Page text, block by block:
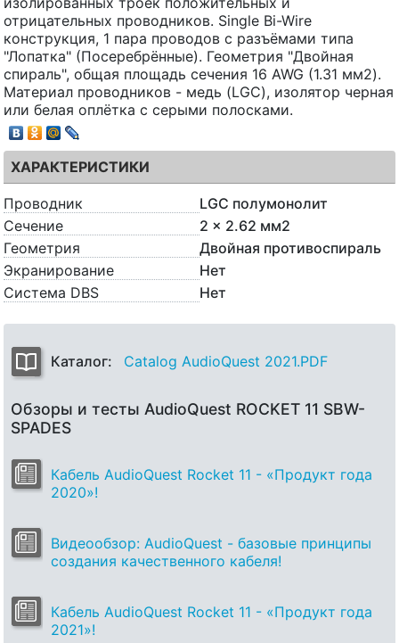
отрицательных проводников. Single Bi-Wire
конструкция, 1 пара проводов с разъёмами типа
"Лопатка" (Посеребрённые). Геометрия "Двойная
спираль", общая площадь сечения 16 AWG (1.31 мм2).
Материал проводников - медь (LGC), изолятор черная
или белая оплётка с серыми полосками.
ХАРАКТЕРИСТИКИ
Проводник
LGC полумонолит
Сечение
2 x 2.62 мм2
Геометрия
Двойная противоспираль
Экранирование
Нет
Система DBS
Нет
Каталог: Catalog AudioQuest 2021.PDF
Обзоры и тесты AudioQuest ROCKET 11 SBW-
SPADES
Кабель AudioQuest Rocket 11 - «Продукт года
2020»!
Видеообзор: AudioQuest - базовые принципы
создания качественного кабеля!
Кабель AudioQuest Rocket 11 - «Продукт года
2021»!